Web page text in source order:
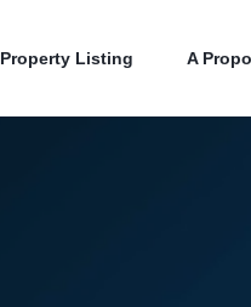
Property Listing A